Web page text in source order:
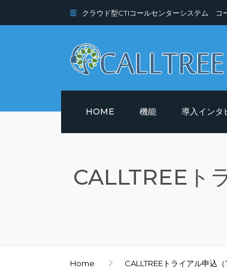
クラウド型CTIコールセンターシステム コ
HOME 機能
セキュリティ
導入インタ
CALLTREEト
Home CALLTREEトライアル申込